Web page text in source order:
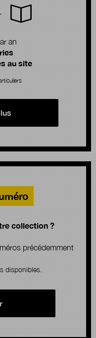
an
au site
collection ?
précédemment
disponibles.